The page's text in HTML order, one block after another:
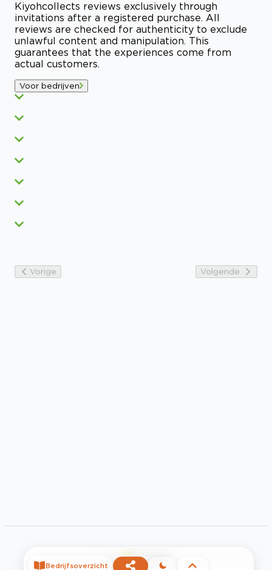
Kiyohcollects reviews exclusively through
invitations after a registered purchase. All
reviews are checked for authenticity to exclude
unlawful content and manipulation. This
guarantees that the experiences come from
actual customers.
Voor bedrijven
Vorige Volgende
©2026
Bedrijfsoverzicht